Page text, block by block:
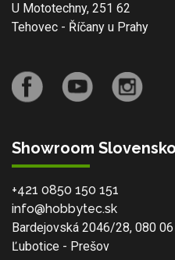
U Mototechny, 251 62
Tehovec - Říčany u Prahy
Showroom Slovensko
+421 0850 150 151
info@hobbytec.sk
Bardejovská 2046/28, 080 06
Ľubotice - Prešov